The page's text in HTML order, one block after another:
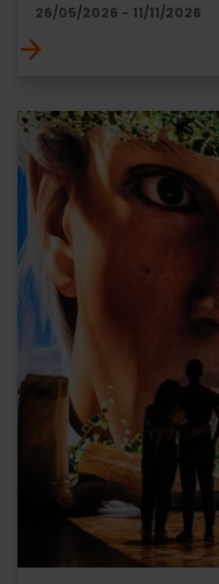
26/05/2026 - 11/11/2026